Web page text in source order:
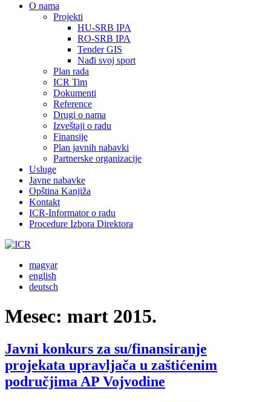
О nama
Projekti
HU-SRB IPA
RO-SRB IPA
Tender GIS
Nađi svoj sport
Plan rada
ICR Tim
Dokumenti
Reference
Drugi o nama
Izveštaji o radu
Finansije
Plan javnih nabavki
Partnerske organizacije
Usluge
Javne nabavke
Opština Kanjiža
Kontakt
ICR-Informator o radu
Procedure Izbora Direktora
magyar
english
deutsch
Mesec: mart 2015.
Javni konkurs za su/finansiranje
projekata upravljača u zaštićenim
područjima AP Vojvodine